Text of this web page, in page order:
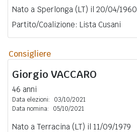
Nato a Sperlonga (LT) il 20/04/1960
Partito/Coalizione: Lista Cusani
Consigliere
Giorgio VACCARO
46 anni
Data elezioni:
03/10/2021
Data nomina:
05/10/2021
Nato a Terracina (LT) il 11/09/1979